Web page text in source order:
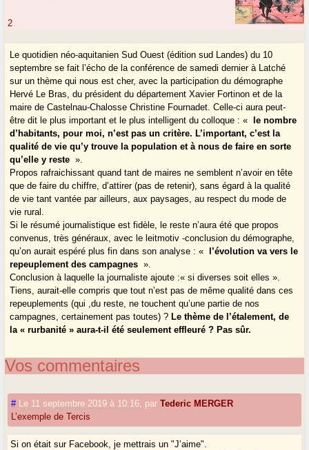
2
Le quotidien néo-aquitanien Sud Ouest (édition sud Landes) du 10
septembre se fait l’écho de la conférence de samedi dernier à Latché
sur un thème qui nous est cher, avec la participation du démographe
Hervé Le Bras, du président du département Xavier Fortinon et de la
maire de Castelnau-Chalosse Christine Fournadet. Celle-ci aura peut-
être dit le plus important et le plus intelligent du colloque : «
le nombre
d’habitants, pour moi, n’est pas un critère. L’important, c’est la
qualité de vie qu’y trouve la population et à nous de faire en sorte
qu’elle y reste ».
Propos rafraichissant quand tant de maires ne semblent n’avoir en tête
que de faire du chiffre, d’attirer (pas de retenir), sans égard à la qualité
de vie tant vantée par ailleurs, aux paysages, au respect du mode de
vie rural.
Si le résumé journalistique est fidèle, le reste n’aura été que propos
convenus, très généraux, avec le leitmotiv -conclusion du démographe,
qu’on aurait espéré plus fin dans son analyse : «
l’évolution va vers le
repeuplement des campagnes ».
Conclusion à laquelle la journaliste ajoute :« si diverses soit elles ».
Tiens, aurait-elle compris que tout n’est pas de même qualité dans ces
repeuplements (qui ,du reste, ne touchent qu’une partie de nos
campagnes, certainement pas toutes) ? Le thème de l’étalement, de
la « rurbanité » aura-t-il été seulement effleuré ? Pas sûr.
Vos commentaires
# Le 11 septembre 2019 à 10:16 parTederic MERGER
L’exemple de Tercis
Si on était sur Facebook, je mettrais un "J’aime".